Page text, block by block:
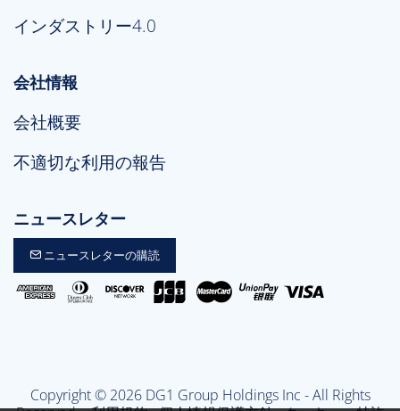
インダストリー4.0
会社情報
会社概要
不適切な利用の報告
ニュースレター
ニュースレターの購読
Copyright © 2026 DG1 Group Holdings Inc - All Rights